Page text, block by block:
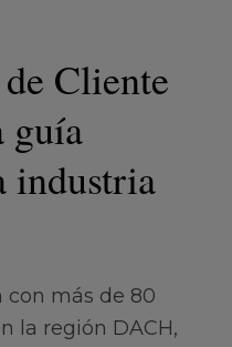
Cliente
guía
industria
con más de 80
la región DACH,